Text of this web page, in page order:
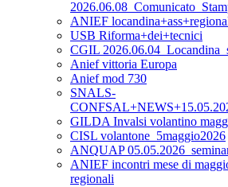
ANIEF
USB Riforma+dei+tecnici
CGIL
Anief vittoria Europa
Anief mod 730
SNALS-
GILDA Invalsi volantino
CISL volantone_5maggio2026
ANQUAP
ANIEF incontri mese di
regionali